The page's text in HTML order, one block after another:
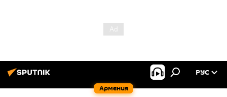
Армения
РУС